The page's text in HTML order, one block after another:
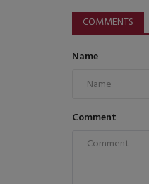
COMMENTS
Name
Comment